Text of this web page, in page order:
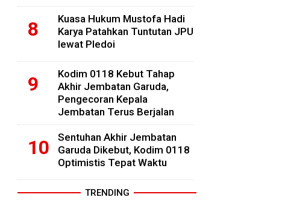
Kuasa Hukum Mustofa Hadi
Karya Patahkan Tuntutan JPU
lewat Pledoi
Kodim 0118 Kebut Tahap
Akhir Jembatan Garuda,
Pengecoran Kepala
Jembatan Terus Berjalan
Sentuhan Akhir Jembatan
Garuda Dikebut, Kodim 0118
Optimistis Tepat Waktu
TRENDING